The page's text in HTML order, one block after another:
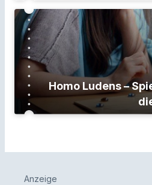
Homo Ludens –
Anzeige